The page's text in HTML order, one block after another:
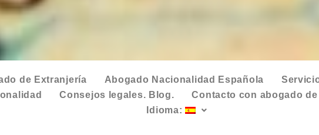
de Extranjería Abogado Nacionalidad Española
Consejos legales. Blog.
Contacto con abogado
Idioma: